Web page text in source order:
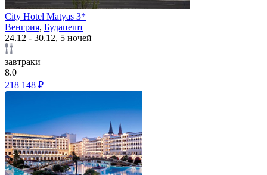
City Hotel Matyas 3*
Венгрия, Будапешт
24.12 - 30.12, 5 ночей
завтраки
8.0
218 148 ₽